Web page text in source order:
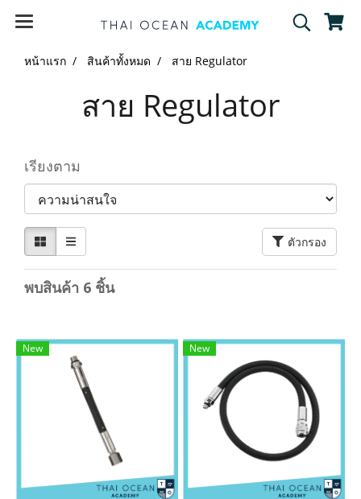
หน้าแรก สินค้าทั้งหมด สาย Regulator
สาย Regulator
เรียงตาม
ตัวกรอง
พบสินค้า 6 ชิ้น
New New